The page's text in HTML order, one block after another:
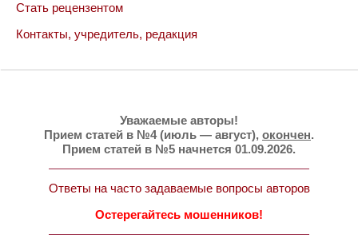
Стать рецензентом
Контакты, учредитель, редакция
Уважаемые авторы!
Прием статей в №4 (июль — август), окончен.
Прием статей в №5 начнется 01.09.2026.
Ответы на часто задаваемые вопросы авторов
Остерегайтесь мошенников!